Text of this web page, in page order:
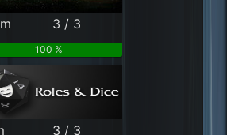
3 / 3
100 %
3 / 3